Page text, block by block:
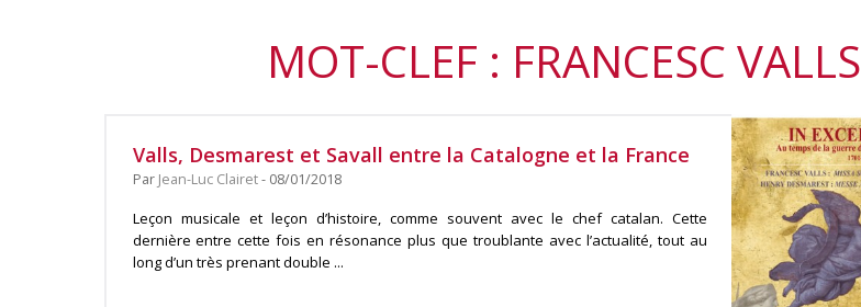
MOT-CLEF : FRANCESC VALLS
Valls, Desmarest et Savall entre la Catalogne et la France
Par Jean-Luc Clairet- 08/01/2018
Leçon musicale et leçon d’histoire, comme souvent avec le chef catalan. Cette
dernière entre cette fois en résonance plus que troublante avec l’actualité, tout au
long d’un très prenant double ...